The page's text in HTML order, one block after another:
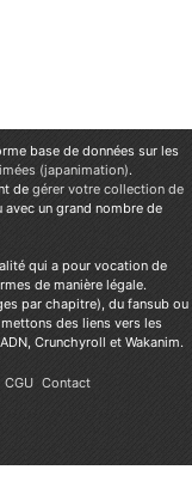
base de données sur les
(japanimation).
de gérer votre collection de
un grand nombre de
qui a pour vocation de
de manière légale.
par chapitre), du fansub ou
des liens vers les
Crunchyroll et Wakanim.
CGU Contact